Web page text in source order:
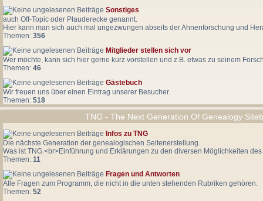
Sonstiges
auch Off-Topic oder Plauderecke genannt.
Hier kann man sich auch mal ungezwungen abseits der Ahnenforschung und
Themen: 356
Mitglieder stellen sich vor
Wer möchte, kann sich hier gerne kurz vorstellen und z.B. etwas zu seinem
Themen: 46
Gästebuch
Wir freuen uns über einen Eintrag unserer Besucher.
Themen: 518
TNG - The Next Generation Of Genealogy
Infos zu TNG
Die nächste Generation der genealogischen Seitenerstellung.
Was ist TNG.<br>Einführung und Erklärungen zu den diversen Möglichkeiten
Themen: 11
Fragen und Antworten
Alle Fragen zum Programm, die nicht in die unten stehenden Rubriken gehören.
Themen: 52